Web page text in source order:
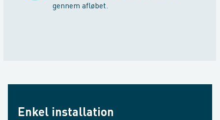
gennem afløbet.
Enkel installation